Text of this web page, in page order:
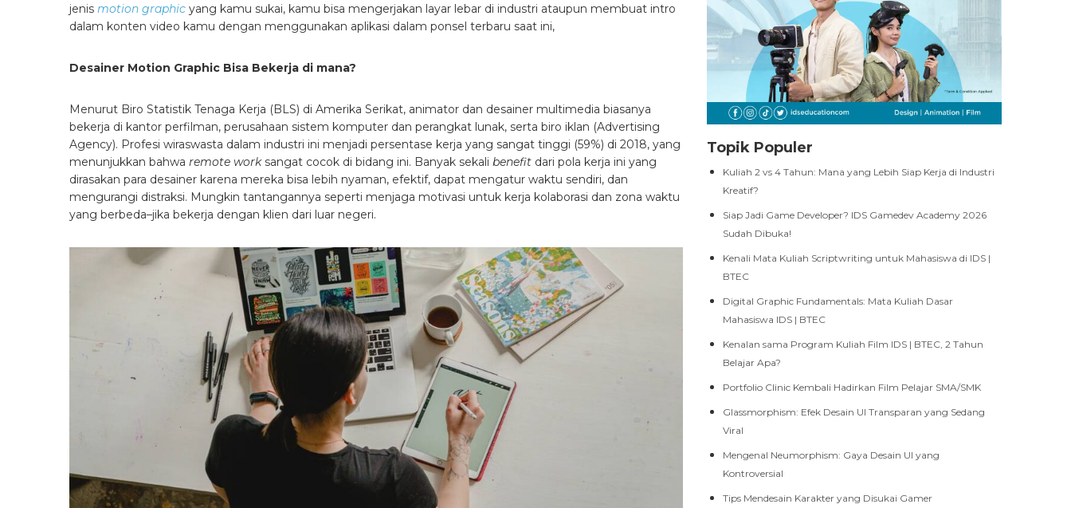
jenis motion graphic yang kamu sukai, kamu bisa mengerjakan layar lebar di industri ataupun membuat intro
dalam konten video kamu dengan menggunakan aplikasi dalam ponsel terbaru saat ini,
Desainer Motion Graphic Bisa Bekerja di mana?
Menurut Biro Statistik Tenaga Kerja (BLS) di Amerika Serikat, animator dan desainer multimedia biasanya
bekerja di kantor perfilman, perusahaan sistem komputer dan perangkat lunak, serta biro iklan (Advertising
Agency). Profesi wiraswasta dalam industri ini menjadi persentase kerja yang sangat tinggi (59%) di 2018, yang
menunjukkan bahwa remote worksangat cocok di bidang ini. Banyak sekali benefit dari pola kerja ini yang
dirasakan para desainer karena mereka bisa lebih nyaman, efektif, dapat mengatur waktu sendiri, dan
mengurangi distraksi. Mungkin tantangannya seperti menjaga motivasi untuk kerja kolaborasi dan zona waktu
yang berbeda–jika bekerja dengan klien dari luar negeri.
Topik Populer
Kuliah 2 vs 4 Tahun: Mana yang Lebih Siap Kerja di Industri
Kreatif?
Siap Jadi Game Developer? IDS Gamedev Academy 2026
Sudah Dibuka!
Kenali Mata Kuliah Scriptwriting untuk Mahasiswa di IDS |
BTEC
Digital Graphic Fundamentals: Mata Kuliah Dasar
Mahasiswa IDS | BTEC
Kenalan sama Program Kuliah Film IDS | BTEC, 2 Tahun
Belajar Apa?
Portfolio Clinic Kembali Hadirkan Film Pelajar SMA/SMK
Glassmorphism: Efek Desain UI Transparan yang Sedang
Viral
Mengenal Neumorphism: Gaya Desain UI yang
Kontroversial
Tips Mendesain Karakter yang Disukai Gamer